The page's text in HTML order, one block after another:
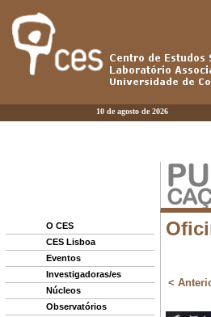
10 de agosto de 2026
O CES
CES Lisboa
Eventos
Investigadoras/es
Núcleos
Observatórios